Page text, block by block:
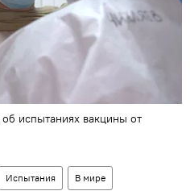
испытаниях вакцины от
Испытания В мире